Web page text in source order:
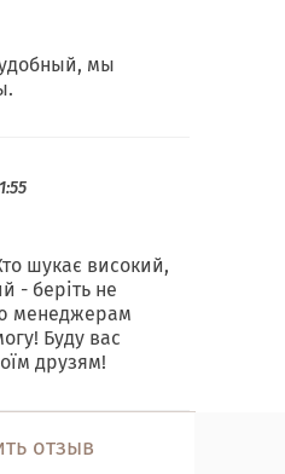
мы
шукає високий,
- беріть не
менеджерам
Буду вас
друзям!
отзыв